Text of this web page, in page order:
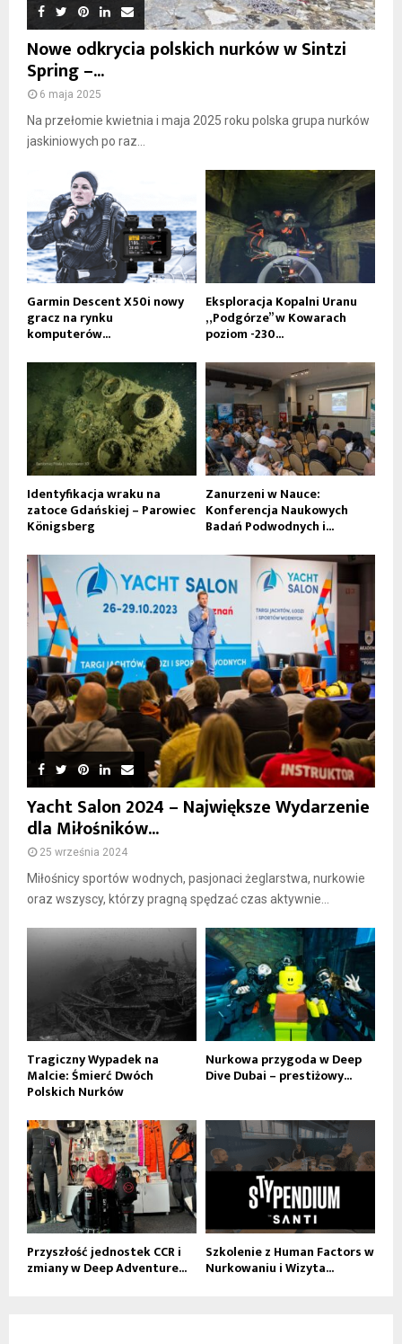
Nowe odkrycia polskich nurków w Sintzi
Spring –...
6 maja 2025
Na przełomie kwietnia i maja 2025 roku polska grupa nurków
jaskiniowych po raz...
Garmin Descent X50i nowy
gracz na rynku
komputerów...
Eksploracja Kopalni Uranu
„Podgórze” w Kowarach
poziom -230...
Identyfikacja wraku na
zatoce Gdańskiej – Parowiec
Königsberg
Zanurzeni w Nauce:
Konferencja Naukowych
Badań Podwodnych i...
Yacht Salon 2024 – Największe Wydarzenie
dla Miłośników...
25 września 2024
Miłośnicy sportów wodnych, pasjonaci żeglarstwa, nurkowie
oraz wszyscy, którzy pragną spędzać czas aktywnie...
Tragiczny Wypadek na
Malcie: Śmierć Dwóch
Polskich Nurków
Nurkowa przygoda w Deep
Dive Dubai – prestiżowy...
Przyszłość jednostek CCR i
zmiany w Deep Adventure...
Szkolenie z Human Factors w
Nurkowaniu i Wizyta...